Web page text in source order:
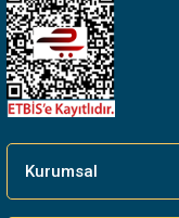
Kurumsal